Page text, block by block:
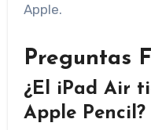
Apple.
Preguntas
¿El iPad Air
Apple Pencil?